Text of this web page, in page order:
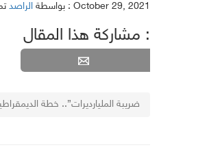
بواسطة الراصد تم النشر في : October 29, 2021
مشاركة هذا المقال :
“ضريبة المليارديرات”.. خطة